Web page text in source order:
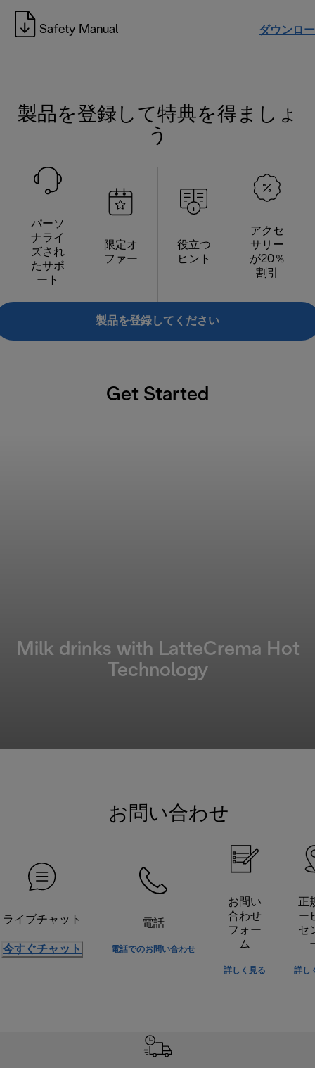
Safety Manual ダウンロ
製品を登録して特典を得ましょ
う
パーソ
ナライ
ズされ
たサポ
ート
限定オ
ファー
役立つ
ヒント
アクセ
サリー
が20％
割引
製品を登録してください
Get Started
Milk drinks with LatteCrema Hot
Technology
お問い合わせ
ライブチャット
今すぐチャット
電話
電話でのお問い合わせ
お問い
合わせ
フォー
ム
詳しく見る
正
ー
セ
詳し